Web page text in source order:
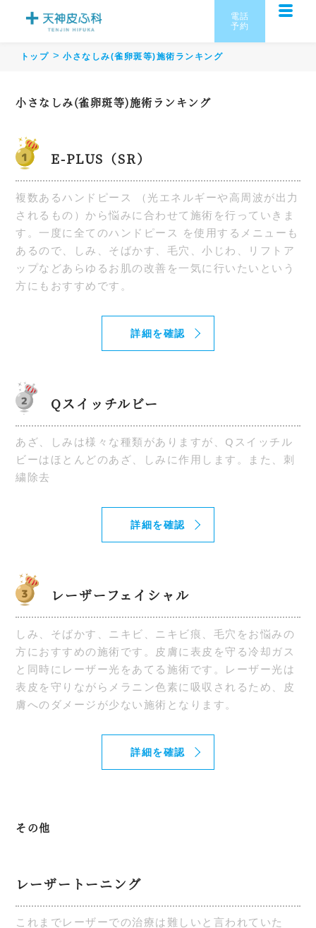
電話
予約
トップ 小さなしみ(雀卵斑等)施術ランキング
小さなしみ(雀卵斑等)施術ランキング
E-PLUS（SR）
複数あるハンドピース （光エネルギーや高周波が出力
されるもの）から悩みに合わせて施術を行っていきま
す。一度に全てのハンドピース を使用するメニューも
あるので、しみ、そばかす、毛穴、小じわ、リフトア
ップなどあらゆるお肌の改善を一気に行いたいという
方にもおすすめです。
詳細を確認
Qスイッチルビー
あざ、しみは様々な種類がありますが、Qスイッチル
ビーはほとんどのあざ、しみに作用します。また、刺
繍除去
詳細を確認
レーザーフェイシャル
しみ、そばかす、ニキビ、ニキビ痕、毛穴をお悩みの
方におすすめの施術です。皮膚に表皮を守る冷却ガス
と同時にレーザー光をあてる施術です。レーザー光は
表皮を守りながらメラニン色素に吸収されるため、皮
膚へのダメージが少ない施術となります。
詳細を確認
その他
レーザートーニング
これまでレーザーでの治療は難しいと言われていた